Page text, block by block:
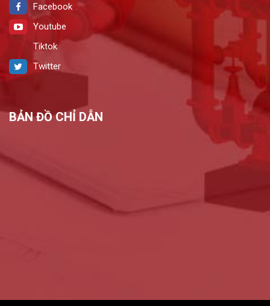
Facebook
Youtube
Tiktok
Twitter
BẢN ĐỒ CHỈ DẪN